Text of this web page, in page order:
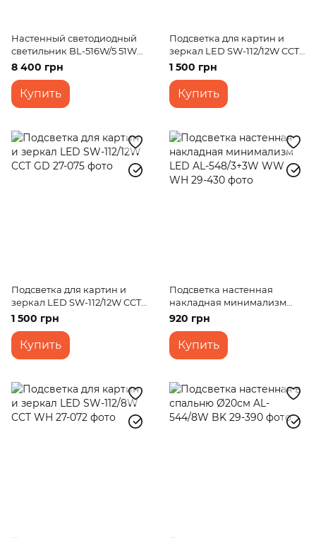
Настенный светодиодный
светильник BL-516W/5 51W
BK
8 400 грн
Купить
Подсветка для картин и
зеркал LED SW-112/12W CCT
WH
1 500 грн
Купить
Подсветка для картин и
зеркал LED SW-112/12W CCT
GD
1 500 грн
Купить
Подсветка настенная
накладная минимализм
LED AL-548/3+3W WW WH
920 грн
Купить